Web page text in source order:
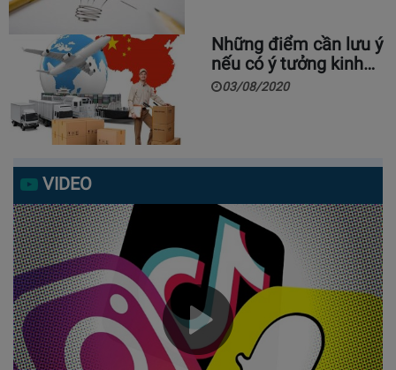
Những điểm cần lưu ý
nếu có ý tưởng kinh…
03/08/2020
VIDEO